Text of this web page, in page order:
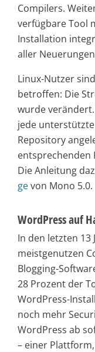
Compilers.
verfügbare Tool
Installation
aller
Linux-Nutzer
betroffen: Die
wurde
jede
Repository
entsprechenden
Die Anleitung
gevon Mono 5.0.
WordPress auf
In den letzten 13
meistgenutzen
Blogging-
28 Prozent der
WordPress-
noch mehr
WordPress ab
– einer